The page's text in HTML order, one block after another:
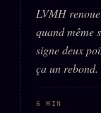
LVMH
quand même
signe deux
ça un rebond.
6 MIN